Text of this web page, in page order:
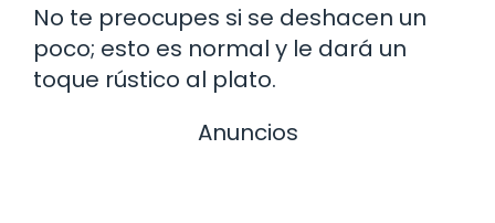
No te preocupes si se deshacen un
poco; esto es normal y le dará un
toque rústico al plato.
Anuncios